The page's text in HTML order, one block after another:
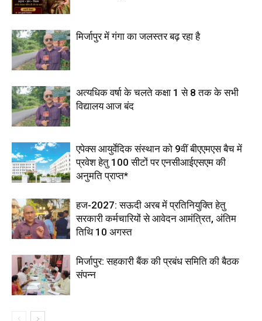
मिर्जापुर में गंगा का जलस्तर बढ़ रहा है
अत्यधिक वर्षा के चलते कक्षा 1 से 8 तक के सभी
विद्यालय आज बंद
एपेक्स आयुर्वेदिक संस्थान को 9वीं बीएएमएस बैच में
प्रवेश हेतु 100 सीटों पर एनसीआईएसएम की
अनुमति प्राप्त*
हज-2027: सऊदी अरब में प्रतिनियुक्ति हेतु
सरकारी कर्मचारियों से आवेदन आमंत्रित, अंतिम
तिथि 10 अगस्त
मिर्जापुर: सहकारी बैंक की प्रबंध समिति की बैठक
संपन्न